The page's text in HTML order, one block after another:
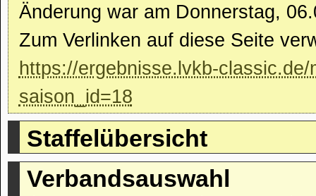
Änderung war am Donnerstag,
Zum Verlinken auf diese Seite
https://ergebnisse.lvkb-
saison_id=18
Staffelübersicht
Verbandsauswahl